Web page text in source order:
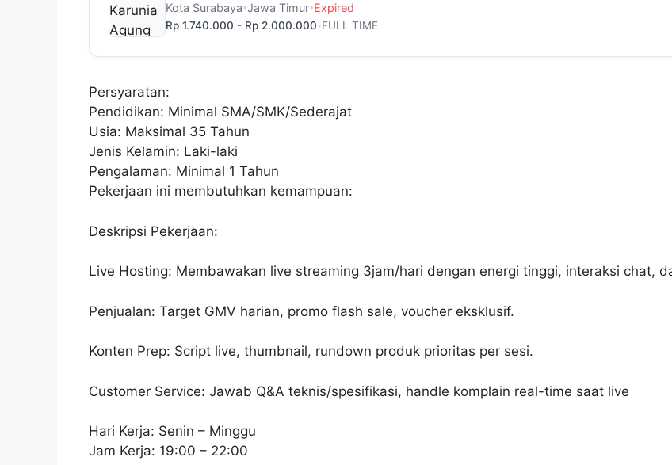
Kota Surabaya•Jawa Timur•Expired
Rp 1.740.000 - Rp 2.000.000 •FULL TIME
Persyaratan:
Pendidikan: Minimal SMA/SMK/Sederajat
Usia: Maksimal 35 Tahun
Jenis Kelamin: Laki-laki
Pengalaman: Minimal 1 Tahun
Pekerjaan ini membutuhkan kemampuan:
Deskripsi Pekerjaan:
Live Hosting: Membawakan live streaming 3jam/hari dengan energi tinggi, interaksi chat,
Penjualan: Target GMV harian, promo flash sale, voucher eksklusif.​
Konten Prep: Script live, thumbnail, rundown produk prioritas per sesi.​
Customer Service: Jawab Q&A teknis/spesifikasi, handle komplain real-time saat live
Hari Kerja: Senin – Minggu
Jam Kerja: 19:00 – 22:00